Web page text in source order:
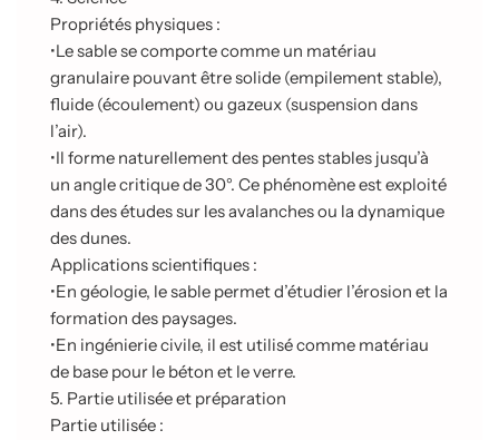
Propriétés physiques :
•Le sable se comporte comme un matériau
granulaire pouvant être solide (empilement stable),
fluide (écoulement) ou gazeux (suspension dans
l’air).
•Il forme naturellement des pentes stables jusqu’à
un angle critique de 30°. Ce phénomène est exploité
dans des études sur les avalanches ou la dynamique
des dunes.
Applications scientifiques :
•En géologie, le sable permet d’étudier l’érosion et la
formation des paysages.
•En ingénierie civile, il est utilisé comme matériau
de base pour le béton et le verre.
5. Partie utilisée et préparation
Partie utilisée :